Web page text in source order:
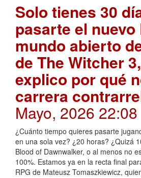
Solo tienes 30
pasarte el nuevo
mundo abierto
de The Witcher
explico por qué
carrera
Mayo, 2026 22:08
¿Cuánto tiempo quieres pasarte
en una sola vez? ¿20 horas? ¿Quizá
Blood of Dawnwalker, o al menos no
100%. Estamos ya en la recta final
RPG de Mateusz Tomaszkiewicz,